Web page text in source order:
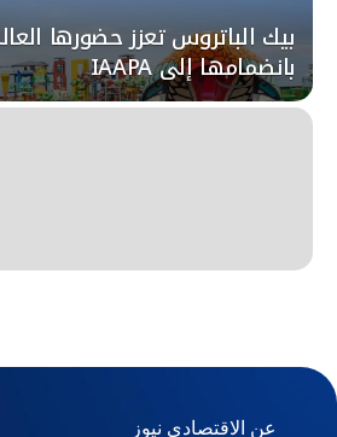
بيك الباتروس تعزز حضورها
بانضمامها إلى IAAPA
عن الاقتصادي نيوز